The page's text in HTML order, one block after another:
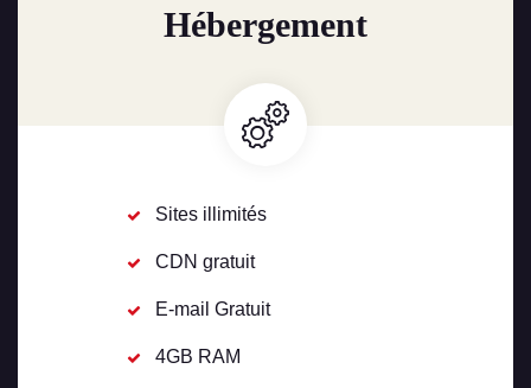
Hébergement
Sites illimités
CDN gratuit
E-mail Gratuit
4GB RAM